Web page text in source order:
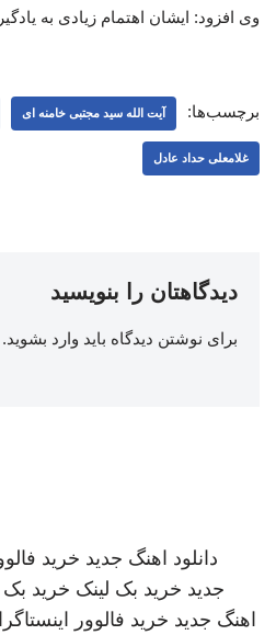
وی افزود: ایشان اهتمام زیادی به
برچسب‌ها: آیت الله سید مجتبی خامنه ای
غلامعلی حداد عادل
دیدگاهتان را بنویسید
برای نوشتن دیدگاه باید وارد بشوید.
دانلود اهنگ جدید خرید
جدید خرید بک لینک خرید بک
اهنگ جدید خرید فالوور